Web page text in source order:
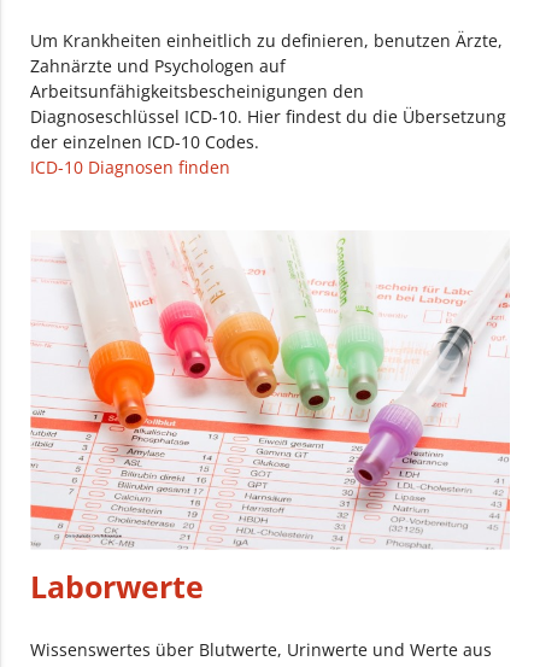
Um Krankheiten einheitlich zu definieren, benutzen Ärzte,
Zahnärzte und Psychologen auf
Arbeitsunfähigkeitsbescheinigungen den
Diagnoseschlüssel ICD-10. Hier findest du die Übersetzung
der einzelnen ICD-10 Codes.
ICD-10 Diagnosen finden
Laborwerte
Wissenswertes über Blutwerte, Urinwerte und Werte aus